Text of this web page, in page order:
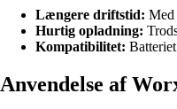
Længere driftstid: Med
Hurtig opladning:
Kompatibilitet:
Anvendelse af